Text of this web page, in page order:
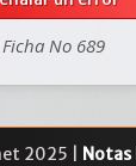
Ficha No 689
2025 | Notas